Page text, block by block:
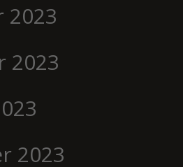
2023
2023
2023